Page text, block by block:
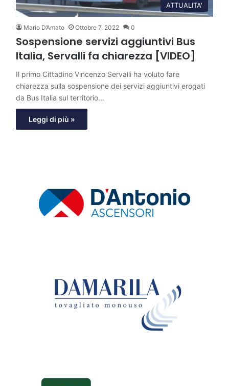
ATTUALITA'
Mario D’Amato Ottobre 7, 2022 0
Sospensione servizi aggiuntivi Bus
Italia, Servalli fa chiarezza [VIDEO]
Il primo Cittadino Vincenzo Servalli ha voluto fare
chiarezza sulla sospensione dei servizi aggiuntivi erogati
da Bus Italia sul territorio…
Leggi di più »